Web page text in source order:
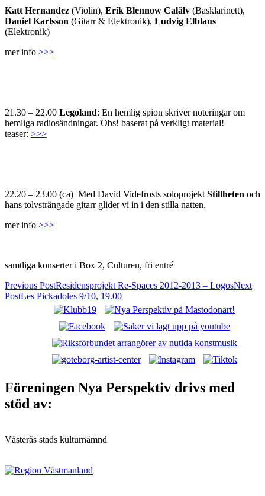
Katt Hernandez (Violin), Erik Blennow Calälv (Basklarinett),
Daniel Karlsson (Gitarr & Elektronik), Ludvig Elblaus
(Elektronik)
mer info >>>
21.30 – 22.00 Legoland: En hemlig spion skriver noteringar om
hemliga radiosändningar. Obs! baserat på verkligt material!
teaser: >>>
22.20 – 23.00 (ca) Med David Videfrosts soloprojekt Stillheten och
hans tolvsträngade gitarr glider vi in i den stilla natten.
mer info >>>
samtliga konserter i Box 2, Culturen, fri entré
Post
navigation
Previous PostResidensprojekt Re-Spaces 2012-2013 – LogosNext
PostLes Pickadoles 9/10, 19.00
Nya Perspektiv: Västerås alternativa
musikscen!
Föreningen Nya Perspektiv drivs med
stöd av:
Västerås stads kulturnämnd